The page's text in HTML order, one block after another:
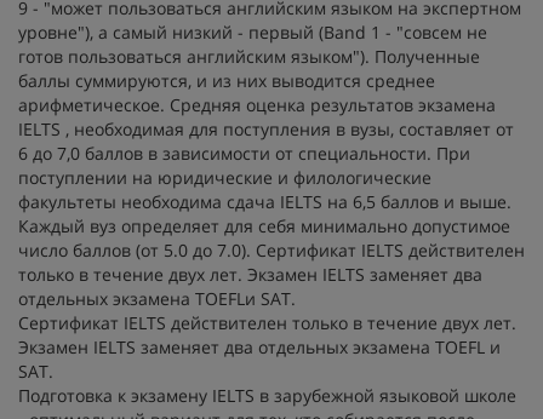
9 - "может пользоваться английским языком на экспертном
уровне"), а самый низкий - первый (Band 1 - "совсем не
готов пользоваться английским языком"). Полученные
баллы суммируются, и из них выводится среднее
арифметическое. Средняя оценка результатов экзамена
IELTS , необходимая для поступления в вузы, составляет от
6 до 7,0 баллов в зависимости от специальности. При
поступлении на юридические и филологические
факультеты необходима сдача IELTS на 6,5 баллов и выше.
Каждый вуз определяет для себя минимально допустимое
число баллов (от 5.0 до 7.0). Сертификат IELTS действителен
только в течение двух лет. Экзамен IELTS заменяет два
отдельных экзамена TOEFLи SAT.
Сертификат IELTS действителен только в течение двух лет.
Экзамен IELTS заменяет два отдельных экзамена TOEFL и
SAT.
Подготовка к экзамену IELTS в зарубежной языковой школе